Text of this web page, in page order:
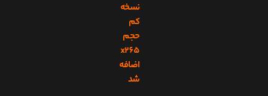
نسخه
کم
حجم
x265
اضافه
شد